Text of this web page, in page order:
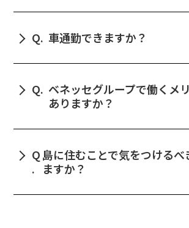
特定のまかないはありません。従
Q. 車通勤できますか？
車通勤も可能ですが、直島では電
Q. ベネッセグループで働くメ
ありますか？
福利厚生面などはグループ全体の
あります。
Q
.
島に住むことで気をつけるべ
ますか？
都会のような便利さや刺激はあり